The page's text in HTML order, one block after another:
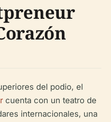
del podio, el
cuenta con un teatro de
internacionales, una